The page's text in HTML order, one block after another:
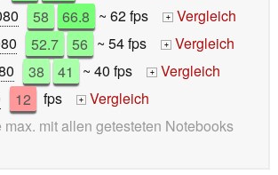
58 66.8 ~ 62 fps + Vergleich
52.7 56 ~ 54 fps + Vergleich
38 41 ~ 40 fps + Vergleich
12 fps +
Vergleich
max. mit allen getesteten Notebooks